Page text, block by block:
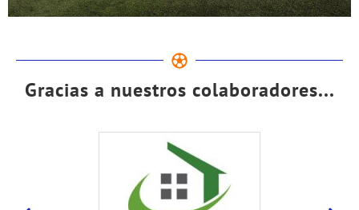
Gracias a nuestros colaboradores...